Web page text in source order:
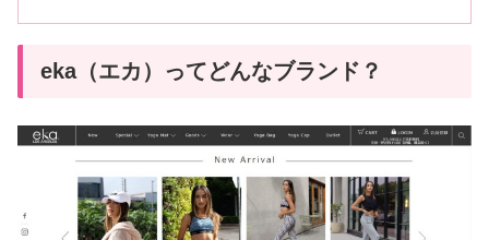
eka（エカ）ってどんなブランド？